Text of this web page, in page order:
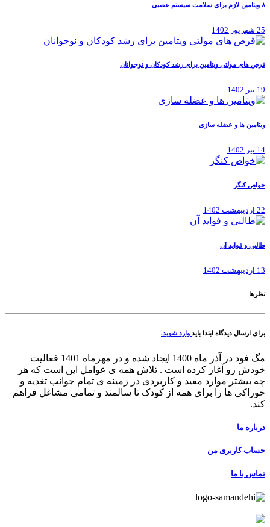
۸ ویتامین لازم برای سلامت سیستم عصبی
25 شهریور 1402
قرص های مولتی ویتامین برای رشد کودکان و نوجوانان
19 تیر 1402
ویتامین ها و عضله سازی
14 تیر 1402
خواص کنگر
22 اردیبهشت 1402
طالبی و فواید آن
13 اردیبهشت 1402
نظرها
برای ارسال دیدگاه ابتدا باید وارد شوید.
مگ فود در آذر ماه 1400 ایجاد شده و در مهرماه 1401 فعالیت
خودش رو آغاز کرده است . تلاش همه ی عوامل این است که هر
چه بیشتر موارد مفید و کاربردی در زمینه ی تمام جوانب تغذیه و
خوراکی ها را برای همه از کودک تا سالمند و تمامی مشاغل فراهم
کند.
درباره ما
حساب کاربری من
تماس با ما